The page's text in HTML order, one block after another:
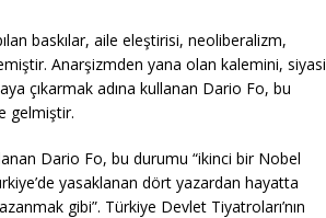
baskılar, aile eleştirisi, neoliberalizm,
Anarşizmden yana olan kalemini, siyasi
çıkarmak adına kullanan Dario Fo, bu
gelmiştir.
Dario Fo, bu durumu “ikinci bir Nobel
yasaklanan dört yazardan hayatta
gibi”. Türkiye Devlet Tiyatroları’nın